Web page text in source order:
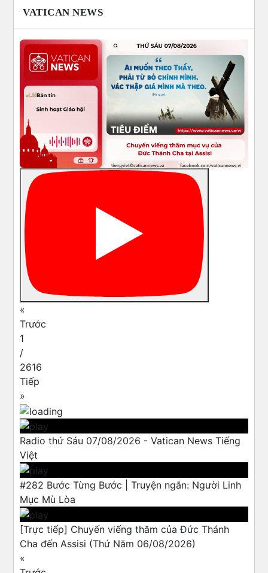
VATICAN NEWS
«
Trước
1
/
2616
Tiếp
»
Radio thứ Sáu 07/08/2026 - Vatican News Tiếng
Việt
#282 Bước Từng Bước | Truyện ngắn: Người Linh
Mục Mù Lòa
[Trực tiếp] Chuyến viếng thăm của Đức Thánh
Cha đến Assisi (Thứ Năm 06/08/2026)
«